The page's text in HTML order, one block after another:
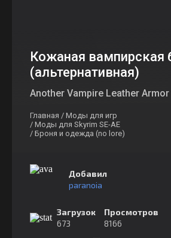
Кожаная вампирская
(альтернативная)
Another Vampire Leather Armor
Главная / Моды для игр
/ Моды для Skyrim SE-AE
/ Броня и одежда (no lore)
Добавил
paranoia
Загрузок
673
Просмотров
8166